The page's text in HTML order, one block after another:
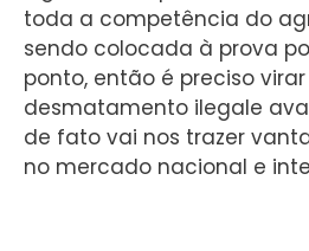
toda a competência do
sendo colocada à prova
ponto, então é preciso
desmatamento ilegale
de fato vai nos trazer
no mercado nacional e